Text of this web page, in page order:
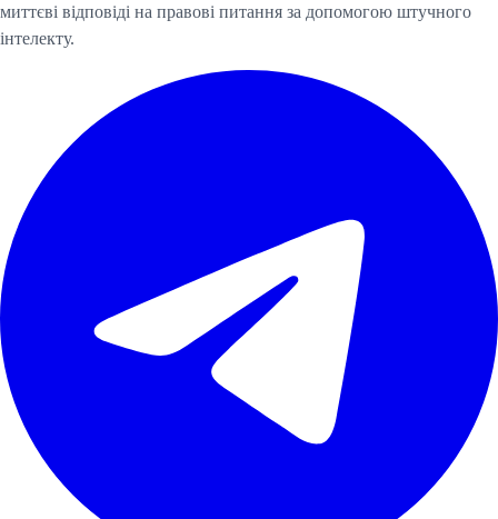
миттєві відповіді на правові питання за допомогою штучного
інтелекту.